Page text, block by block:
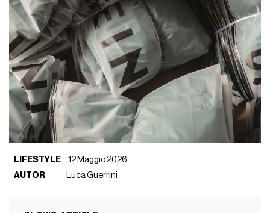
LIFESTYLE
12 Maggio 2026
AUTOR
Luca Guerrini